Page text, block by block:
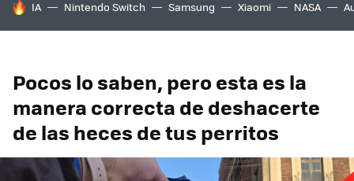
HOY SE HABLA DE
IA Nintendo Switch Samsung Xiaomi NASA
Pocos lo saben, pero esta es la
manera correcta de deshacerte
de las heces de tus perritos